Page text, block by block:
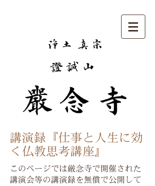
講演録『仕事と人生に効
く仏教思考講座』
このページでは厳念寺で開催された
講演会等の講演録を無償で公開して